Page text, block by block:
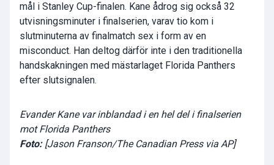
mål i Stanley Cup-finalen. Kane ådrog sig också 32
utvisningsminuter i finalserien, varav tio kom i
slutminuterna av finalmatch sex i form av en
misconduct. Han deltog därför inte i den traditionella
handskakningen med mästarlaget Florida Panthers
efter slutsignalen.
Evander Kane var inblandad i en hel del i finalserien
mot Florida Panthers
Foto: [Jason Franson/The Canadian Press via AP]